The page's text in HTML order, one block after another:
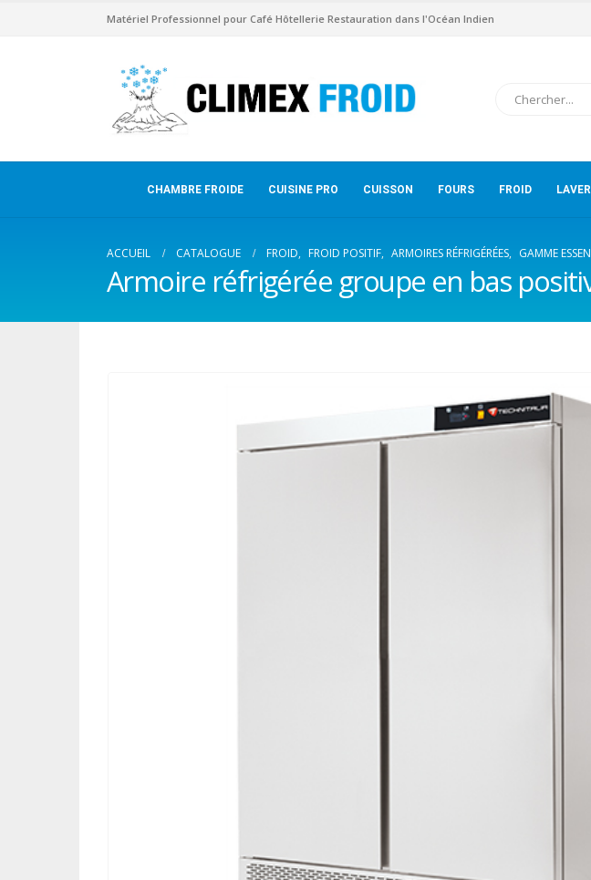
Matériel Professionnel pour Café Hôtellerie Restauration dans l'Océan Indien
CHAMBRE FROIDE CUISINE PRO CUISSON FOURS FROID
ACCUEIL CATALOGUE FROID, FROID POSITIF, ARMOIRES RÉFRIGÉRÉES, GAMME
Armoire réfrigérée groupe en bas